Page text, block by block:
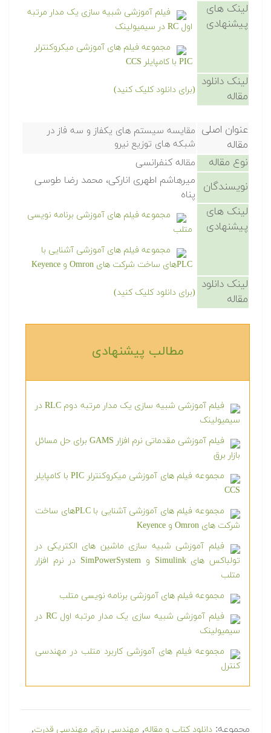
لینک های
پیشنهادی
فیلم آموزشی شبیه سازی یک مدار مرتبه
اول RC در سیمیولینک
مجموعه فیلم های آموزشی میکروکنترلر
PIC با کامپایلر CCS
لینک دانلود
مقاله
(برای دانلود کلیک کنید)
عنوان اصلی
مقاله
مقایسه سیستم های یکفاز و سه فاز در
شبکه های توزیع نیرو
نوع مقاله مقاله کنفرانسی
نویسندگان
میرهاشم اطهری انارکی، محمد رضا طوسی
پناه
لینک های
پیشنهادی
مجموعه فیلم های آموزشی برنامه نویسی
متلب
مجموعه فیلم های آموزشی آشنایی با
PLCهای ساخت شرکت های Omron و Keyence
لینک دانلود
مقاله
(برای دانلود کلیک کنید)
مطالب پیشنهادی‎
فیلم آموزشی شبیه سازی یک مدار مرتبه دوم RLC در
سیمیولینک
فیلم آموزشی مقدماتی نرم افزار GAMS برای حل مسائل
بازار برق
مجموعه فیلم های آموزشی میکروکنترلر PIC با کامپایلر
CCS
مجموعه فیلم های آموزشی آشنایی با PLCهای ساخت
شرکت های Omron و Keyence
فیلم آموزشی شبیه سازی ماشین های الکتریکی در
تولباکس های Simulink و SimPowerSystem در نرم افزار
متلب
مجموعه فیلم های آموزشی برنامه نویسی متلب
فیلم آموزشی شبیه سازی یک مدار مرتبه اول RC در
سیمیولینک
مجموعه فیلم های آموزشی کاربرد متلب در مهندسی
کنترل
مجموعه: دانلود کتاب و مقاله, مهندسی برق, مهندسی قدرت,